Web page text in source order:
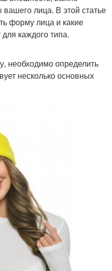
лица. В этой статье
форму лица и какие
каждого типа.
необходимо определить
несколько основных